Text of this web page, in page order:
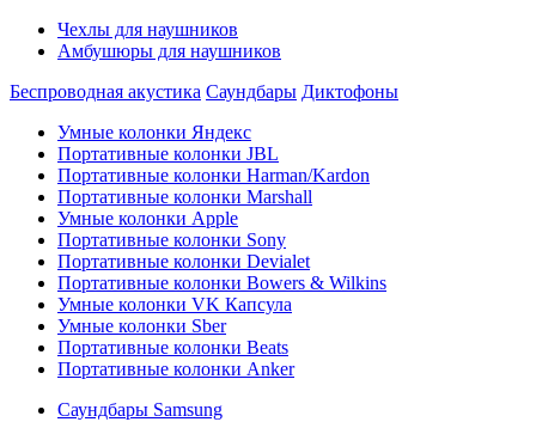
Чехлы для наушников
Амбушюры для наушников
Беспроводная акустика Саундбары Диктофоны
Умные колонки Яндекс
Портативные колонки JBL
Портативные колонки Harman/Kardon
Портативные колонки Marshall
Умные колонки Apple
Портативные колонки Sony
Портативные колонки Devialet
Портативные колонки Bowers & Wilkins
Умные колонки VK Капсула
Умные колонки Sber
Портативные колонки Beats
Портативные колонки Anker
Саундбары Samsung